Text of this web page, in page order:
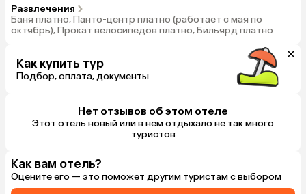
Развлечения
Баня платно, Панто-центр платно (работает с мая по
октябрь), Прокат велосипедов платно, Бильярд платно
Как купить тур
Подбор, оплата, документы
Нет отзывов об этом отеле
Этот отель новый или в нем отдыхало не так много
туристов
Как вам отель?
Оцените его — это поможет другим туристам с выбором